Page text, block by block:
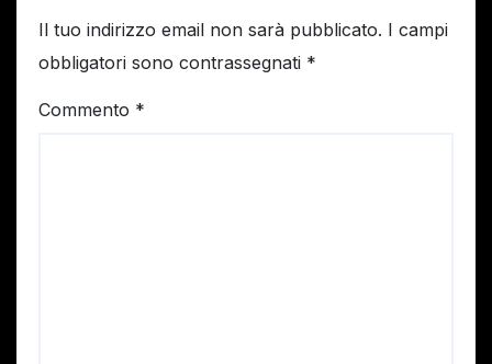
Il tuo indirizzo email non sarà pubblicato. I campi
obbligatori sono contrassegnati *
Commento *